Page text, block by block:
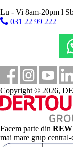
Lu - Vi 8am-20pm l
031 22 99 222
Copyright © 2026,
Facem parte din
mai mare grup